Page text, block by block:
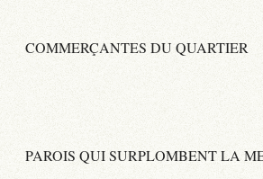
COMMERÇANTES DU QUARTIER
PAROIS QUI SURPLOMBENT LA